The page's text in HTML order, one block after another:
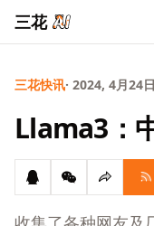
三花
三花快讯· 2024, 4月24日
Llama3：